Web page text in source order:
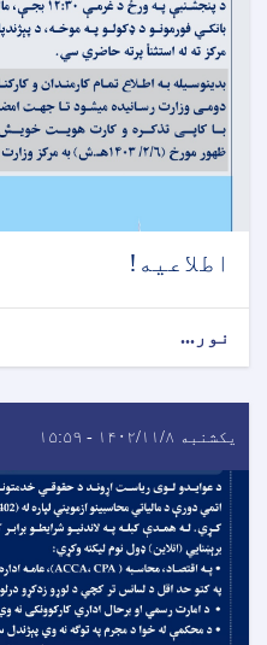
اطلاعیه!
نور...
یکشنبه ۱۴۰۲/۱۱/۸ - ۱۵:۵۹